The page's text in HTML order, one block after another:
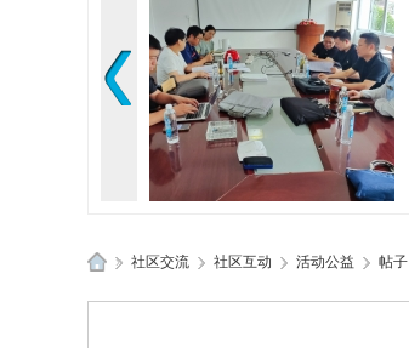
孝感应城两地应急管理部门精
应
» 社区交流 › 社区互动 › 活动公益 › 帖子